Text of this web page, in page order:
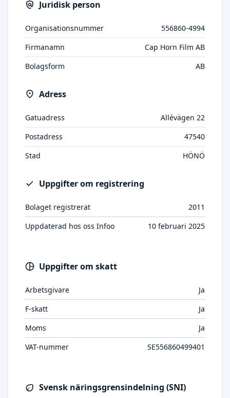
Juridisk person
Organisationsnummer
556860-4994
Firmanamn
Cap Horn Film AB
Bolagsform
AB
Adress
Gatuadress
Allévägen 22
Postadress
47540
Stad
HÖNÖ
Uppgifter om registrering
Bolaget registrerat
2011
Uppdaterad hos oss Infoo
10 februari 2025
Uppgifter om skatt
Arbetsgivare
Ja
F-skatt
Ja
Moms
Ja
VAT-nummer
SE556860499401
Svensk näringsgrensindelning (SNI)